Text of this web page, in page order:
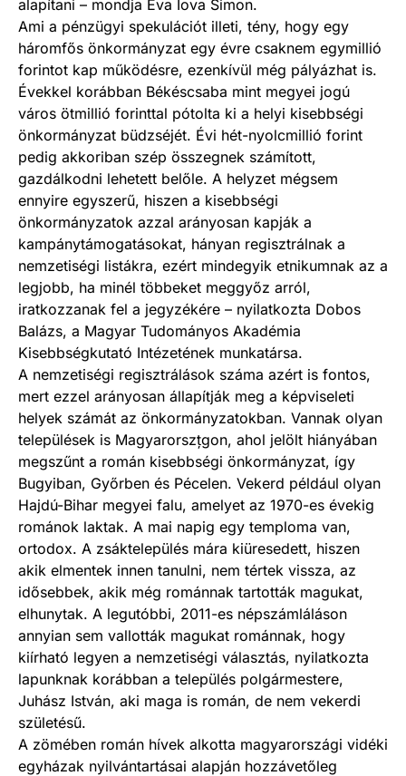
alapítani – mondja Eva Iova Simon.
Ami a pénzügyi spekulációt illeti, tény, hogy egy
háromfős önkormányzat egy évre csaknem egymillió
forintot kap működésre, ezenkívül még pályázhat is.
Évekkel korábban Békéscsaba mint megyei jogú
város ötmillió forinttal pótolta ki a helyi kisebbségi
önkormányzat büdzséjét. Évi hét-nyolcmillió forint
pedig akkoriban szép összegnek számított,
gazdálkodni lehetett belőle. A helyzet mégsem
ennyire egyszerű, hiszen a kisebbségi
önkormányzatok azzal arányosan kapják a
kampánytámogatásokat, hányan regisztrálnak a
nemzetiségi listákra, ezért mindegyik etnikumnak az a
legjobb, ha minél többeket meggyőz arról,
iratkozzanak fel a jegyzékére – nyilatkozta Dobos
Balázs, a Magyar Tudományos Akadémia
Kisebbségkutató Intézetének munkatársa.
A nemzetiségi regisztrálások száma azért is fontos,
mert ezzel arányosan állapítják meg a képviseleti
helyek számát az önkormányzatokban. Vannak olyan
települések is Magyarorszțgon, ahol jelölt hiányában
megszűnt a román kisebbségi önkormányzat, így
Bugyiban, Győrben és Pécelen. Vekerd például olyan
Hajdú-Bihar megyei falu, amelyet az 1970-es évekig
románok laktak. A mai napig egy temploma van,
ortodox. A zsáktelepülés mára kiüresedett, hiszen
akik elmentek innen tanulni, nem tértek vissza, az
idősebbek, akik még románnak tartották magukat,
elhunytak. A legutóbbi, 2011-es népszámláláson
annyian sem vallották magukat románnak, hogy
kiírható legyen a nemzetiségi választás, nyilatkozta
lapunknak korábban a település polgármestere,
Juhász István, aki maga is román, de nem vekerdi
születésű.
A zömében román hívek alkotta magyarországi vidéki
egyházak nyilvántartásai alapján hozzávetőleg